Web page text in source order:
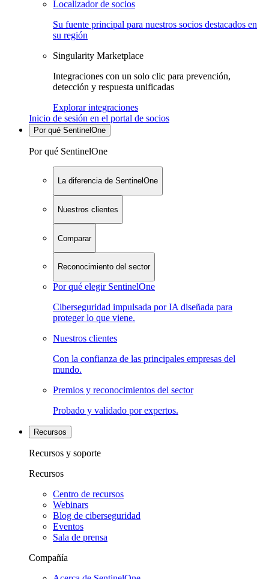
Localizador de socios
Su fuente principal para nuestros socios destacados en
su región
Singularity Marketplace
Integraciones con un solo clic para prevención,
detección y respuesta unificadas
Explorar integraciones
Inicio de sesión en el portal de socios
Por qué SentinelOne
Por qué SentinelOne
La diferencia de SentinelOne
Nuestros clientes
Comparar
Reconocimiento del sector
Por qué elegir SentinelOne
Ciberseguridad impulsada por IA diseñada para
proteger lo que viene.
Nuestros clientes
Con la confianza de las principales empresas del
mundo.
Premios y reconocimientos del sector
Probado y validado por expertos.
Recursos
Recursos y soporte
Recursos
Centro de recursos
Webinars
Blog de ciberseguridad
Eventos
Sala de prensa
Compañía